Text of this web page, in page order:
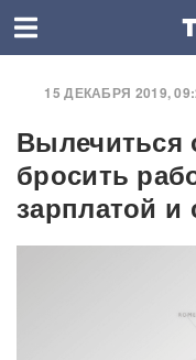
15 ДЕКАБРЯ 2019,
Вылечиться
бросить
зарплатой и